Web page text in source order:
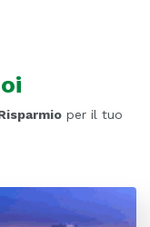
per il tuo